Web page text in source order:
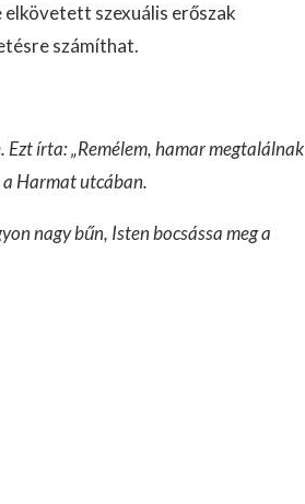
szexuális erőszak
számíthat.
írta: „Remélem, hamar megtalálnak
a Harmat utcában.
nagy bűn, Isten bocsássa meg a